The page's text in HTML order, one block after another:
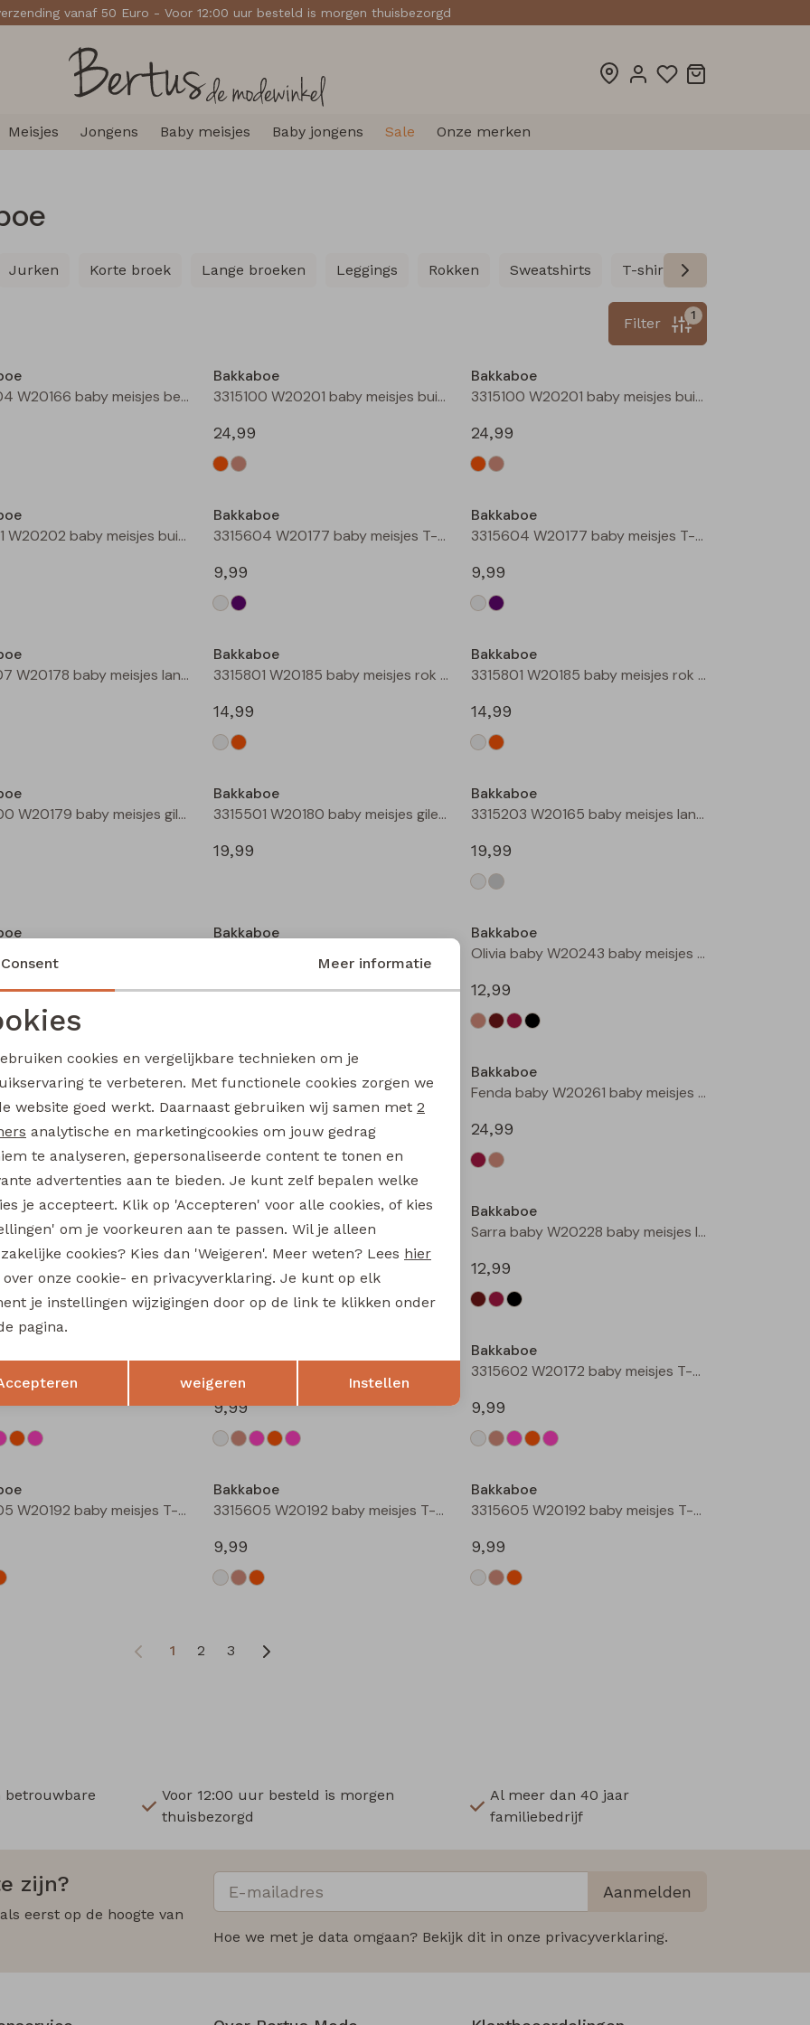
vanaf 50 Euro - Voor 12:00 uur besteld is morgen thuisbezorgd
Meisjes Jongens Baby meisjes Baby jongens Sale Onze merken
Jurken Korte broek Lange broeken Leggings Rokken Sweatshirts T-shirts lange mouw
1
Filter
3315204 W20166 baby meisjes bermuda Grijs midden
Bakkaboe
3315100 W20201 baby meisjes buiten jack Perzik
24,99
Bakkaboe
3315100 W20201 baby meisjes buiten jack Zand
24,99
3315101 W20202 baby meisjes buiten jack Champagne
Bakkaboe
3315604 W20177 baby meisjes T-shirt lm Cream
9,99
Bakkaboe
3315604 W20177 baby meisjes T-shirt lm Lila
9,99
3315207 W20178 baby meisjes lange broek Wijnrood
Bakkaboe
3315801 W20185 baby meisjes rok kort Champagne
14,99
Bakkaboe
3315801 W20185 baby meisjes rok kort Perzik
14,99
3315500 W20179 baby meisjes gilet/hesje Cream
Bakkaboe
3315501 W20180 baby meisjes gilet/hesje Taupe
19,99
Bakkaboe
3315203 W20165 baby meisjes lange broek Cream
19,99
Bakkaboe
14,99
Bakkaboe
Olivia baby W20243 baby meisjes T-shirt lm Kit
12,99
Olivia baby W20243 baby meisjes T-shirt lm Wijnrood
12,99
Bakkaboe
Fenda baby W20261 baby meisjes denim jack Wijnrood
24,99
Sarra baby W20228 baby meisjes lange broek Bruin donker
Bakkaboe
Bakkaboe
Sarra baby W20228 baby meisjes lange broek Zwart
12,99
9,99
Bakkaboe
3315602 W20172 baby meisjes T-shirt lm Perzik
9,99
3315605 W20192 baby meisjes T-shirt lm Cream
Bakkaboe
3315605 W20192 baby meisjes T-shirt lm Taupe
9,99
Bakkaboe
3315605 W20192 baby meisjes T-shirt lm Perzik
9,99
1 2 3
betrouwbare
Voor 12:00 uur besteld is morgen
thuisbezorgd
Al meer dan 40 jaar
familiebedrijf
zijn?
eerst op de hoogte van
Aanmelden
Hoe we met je data omgaan? Bekijk dit in onze privacyverklaring.
cookies
cookies Marketing cookies
Terug Opslaan
Consent Meer informatie
cookies en vergelijkbare technieken om je
te verbeteren. Met functionele cookies zorgen we
website goed werkt. Daarnaast gebruiken wij samen met 2
analytische en marketingcookies om jouw gedrag
te analyseren, gepersonaliseerde content te tonen en
advertenties aan te bieden. Je kunt zelf bepalen welke
je accepteert. Klik op 'Accepteren' voor alle cookies, of kies
om je voorkeuren aan te passen. Wil je alleen
cookies? Kies dan 'Weigeren'. Meer weten? Lees hier
over onze cookie- en privacyverklaring. Je kunt op elk
je instellingen wijzigingen door op de link te klikken onder
pagina.
weigeren Instellen